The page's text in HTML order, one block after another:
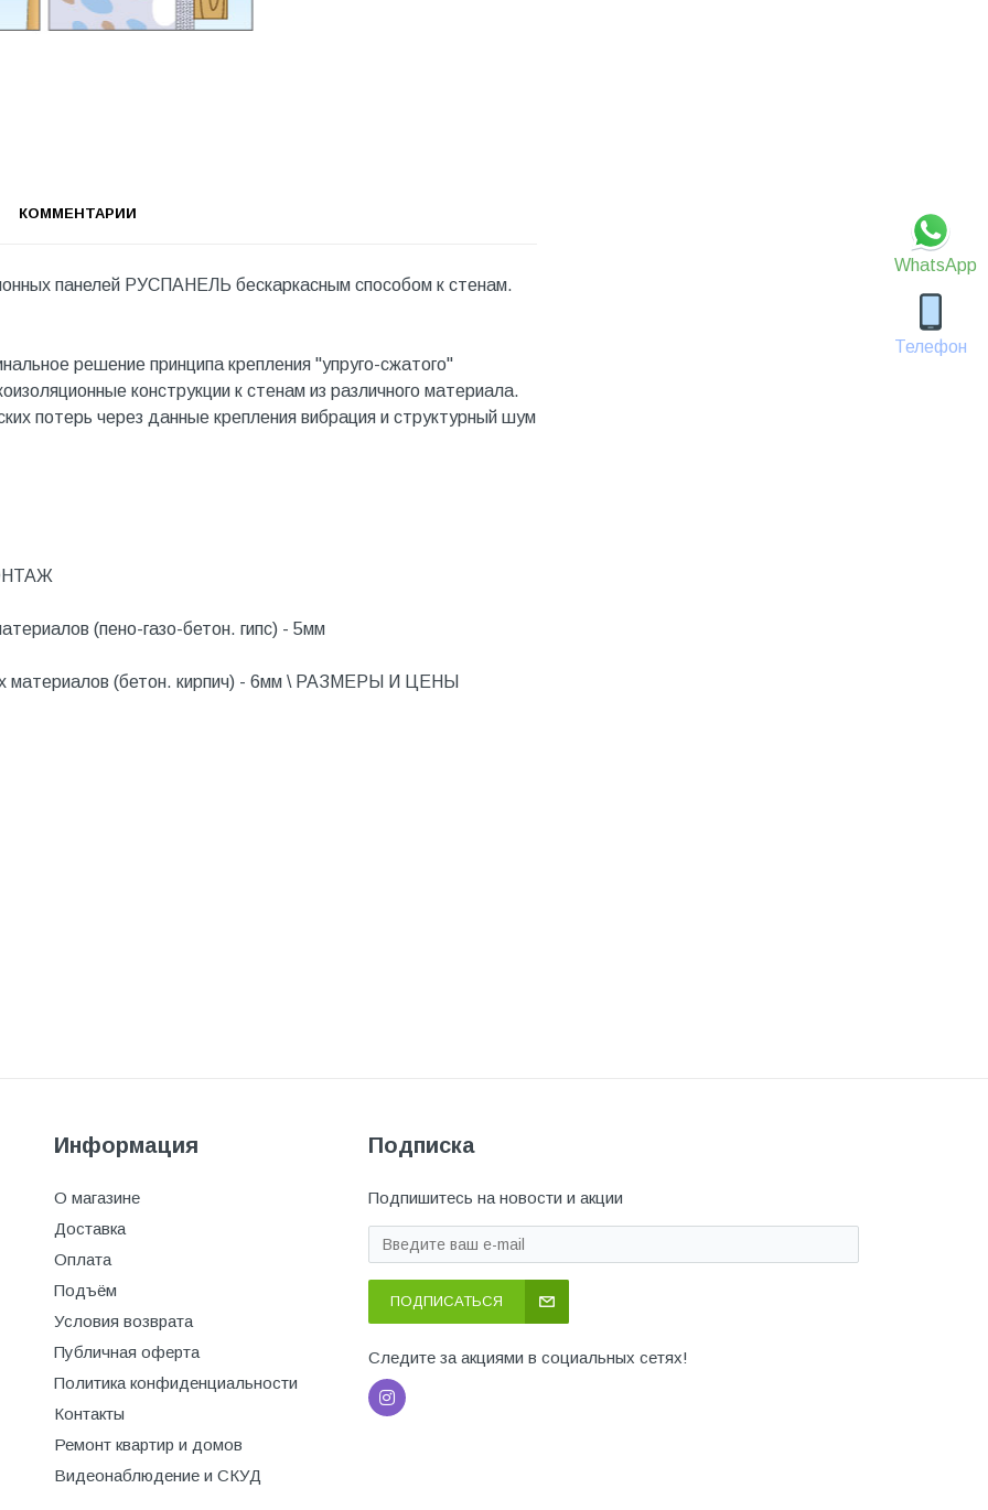
WhatsApp
Телефон
КОММЕНТАРИИ
панелей РУСПАНЕЛЬ бескаркасным способом к стенам.
решение принципа крепления "упруго-сжатого"
конструкции к стенам из различного материала.
потерь через данные крепления вибрация и структурный шум
(пено-газо-бетон. гипс) - 5мм
материалов (бетон. кирпич) - 6мм \ РАЗМЕРЫ И ЦЕНЫ
Информация
О магазине
Доставка
Оплата
Подъём
Условия возврата
Публичная оферта
Политика конфиденциальности
Контакты
Ремонт квартир и домов
Видеонаблюдение и СКУД
Подписка
Подпишитесь на новости и акции
ПОДПИСАТЬСЯ
Следите за акциями в социальных сетях!